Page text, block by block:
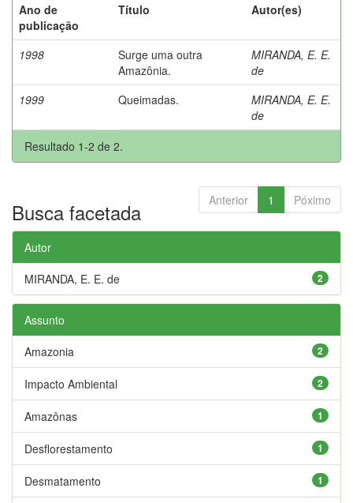
Ano de
publicação
Título Autor(es)
1998
Surge uma outra
Amazônia.
MIRANDA, E. E.
de
1999
Queimadas.
MIRANDA, E. E.
de
Resultado 1-2 de 2.
Anterior 1 Póximo
Busca facetada
Autor
2
MIRANDA, E. E. de
Assunto
2
Amazonia
2
Impacto Ambiental
1
Amazônas
1
Desflorestamento
1
Desmatamento